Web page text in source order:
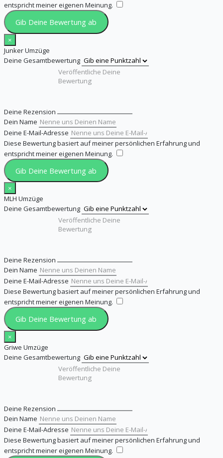
entspricht meiner eigenen Meinung.
Gib Deine Bewertung ab
×
Junker Umzüge
Deine Gesamtbewertung
Deine Rezension
Dein Name
Deine E-Mail-Adresse
Diese Bewertung basiert auf meiner persönlichen Erfahrung und
entspricht meiner eigenen Meinung.
Gib Deine Bewertung ab
×
MLH Umzüge
Deine Gesamtbewertung
Deine Rezension
Dein Name
Deine E-Mail-Adresse
Diese Bewertung basiert auf meiner persönlichen Erfahrung und
entspricht meiner eigenen Meinung.
Gib Deine Bewertung ab
×
Griwe Umzüge
Deine Gesamtbewertung
Deine Rezension
Dein Name
Deine E-Mail-Adresse
Diese Bewertung basiert auf meiner persönlichen Erfahrung und
entspricht meiner eigenen Meinung.